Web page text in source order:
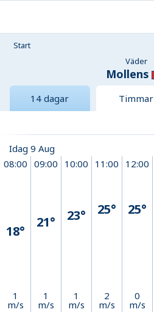
Start
Väder
Mollens
14 dagar Timmar
Idag 9 Aug
08:00
18°
1
m/s
09:00
21°
1
m/s
10:00
23°
1
m/s
11:00
25°
2
m/s
12:00
25°
0
m/s